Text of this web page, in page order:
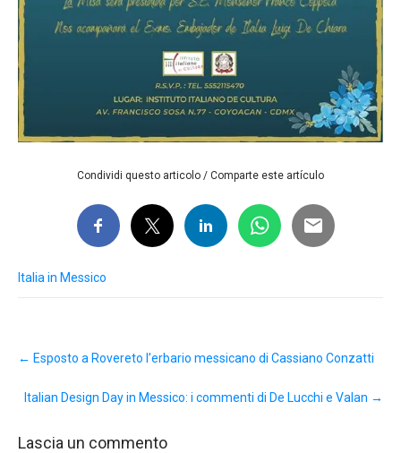
Condividi questo articolo / Comparte este artículo
Italia in Messico
navigation
← Esposto a Rovereto l’erbario messicano di Cassiano Conzatti
Italian Design Day in Messico: i commenti di De Lucchi e Valan →
Lascia un commento